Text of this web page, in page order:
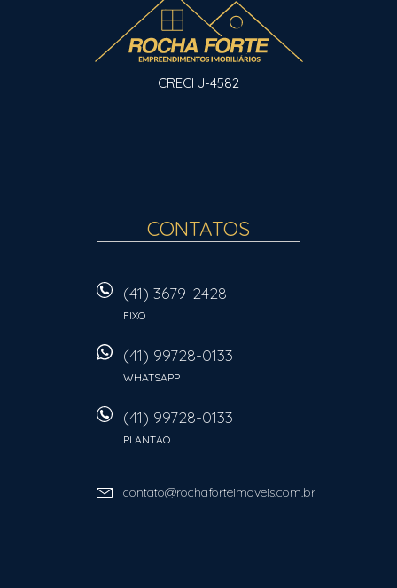
CRECI J-4582
CONTATOS
(41) 3679-2428
FIXO
(41) 99728-0133
WHATSAPP
(41) 99728-0133
PLANTÃO
contato@rochaforteimoveis.com.br